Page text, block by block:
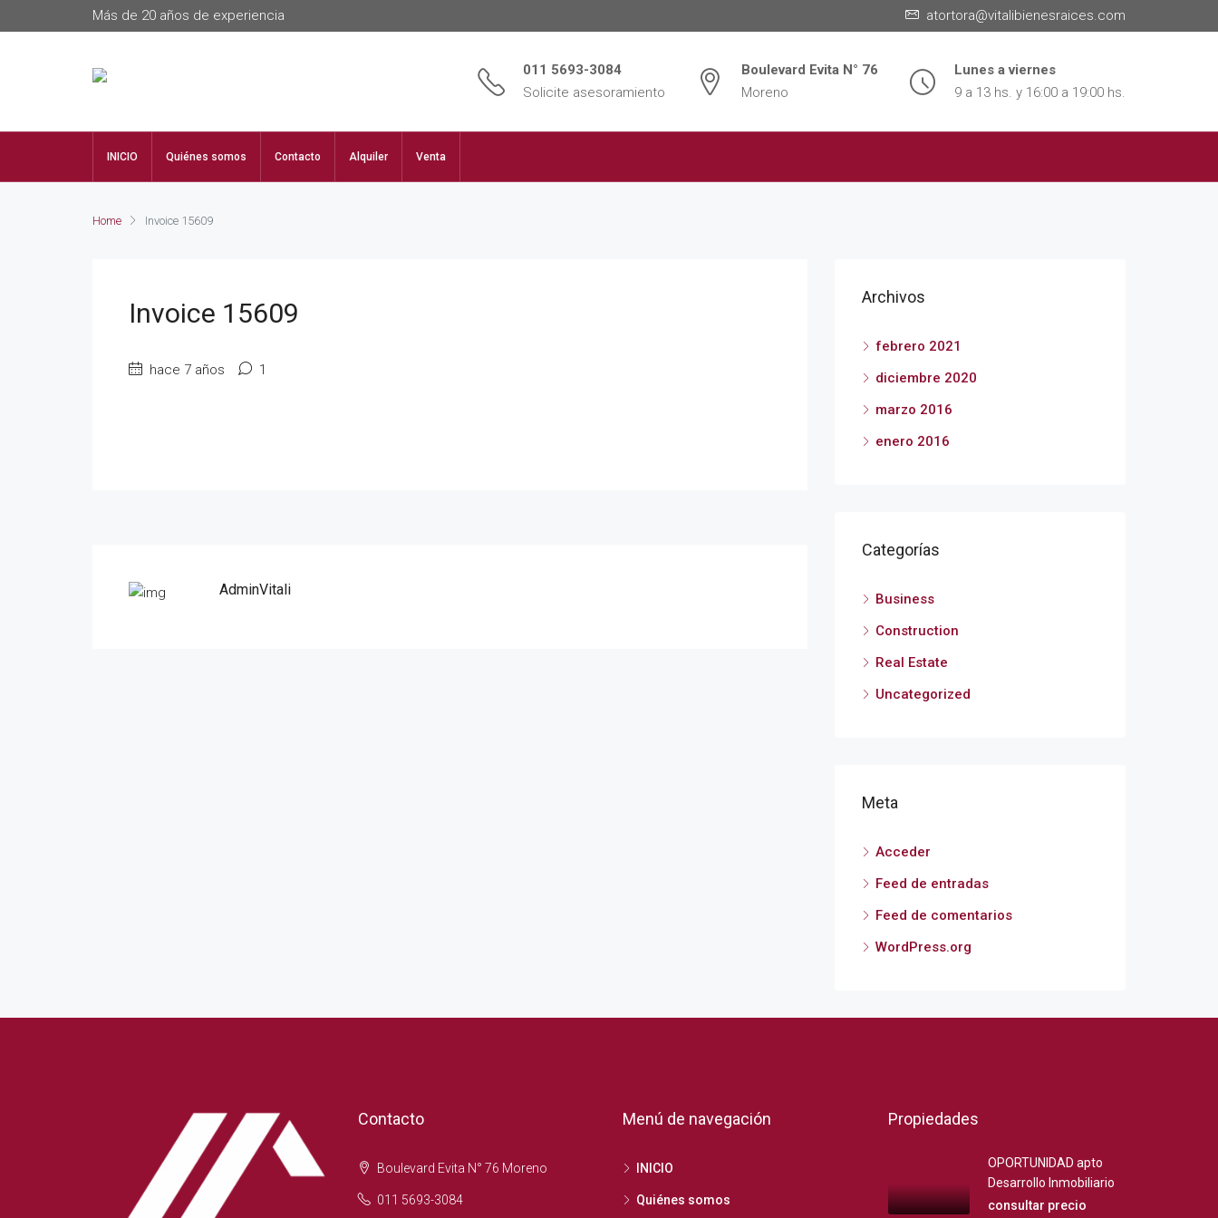
Más de 20 años de experiencia atortora@vitalibienesraices.com
011 5693-3084
Solicite asesoramiento
Boulevard Evita N° 76
Moreno
Lunes a viernes
9 a 13 hs. y 16:00 a 19:00 hs.
INICIO Quiénes somos Contacto Alquiler Venta
Home Invoice 15609
Invoice 15609
hace 7 años 1
AdminVitali
Archivos
febrero 2021
diciembre 2020
marzo 2016
enero 2016
Categorías
Business
Construction
Real Estate
Uncategorized
Meta
Acceder
Feed de entradas
Feed de comentarios
WordPress.org
Contacto
Boulevard Evita N° 76 Moreno
011 5693-3084
Menú de navegación
INICIO
Quiénes somos
Propiedades
OPORTUNIDAD apto
Desarrollo Inmobiliario
consultar precio